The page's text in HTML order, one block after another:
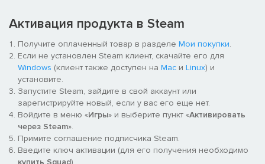
Масштабные битвы 50 на 50
Squad предлагает аутентичные боевые сценарии
столкновений между конвенциональными и
Активация продукта в Steam
Получите оплаченный товар в разделе Мои покупки.
Если не установлен Steam клиент, скачайте его для
Windows (клиент также доступен на Mac и Linux) и
установите.
Запустите Steam, зайдите в свой аккаунт или
зарегистрируйте новый, если у вас его еще нет.
Войдите в меню «Игры» и выберите пункт «Активировать
через Steam».
Примите соглашение подписчика Steam.
Введите ключ активации (для его получения необходимо
купить Squad).